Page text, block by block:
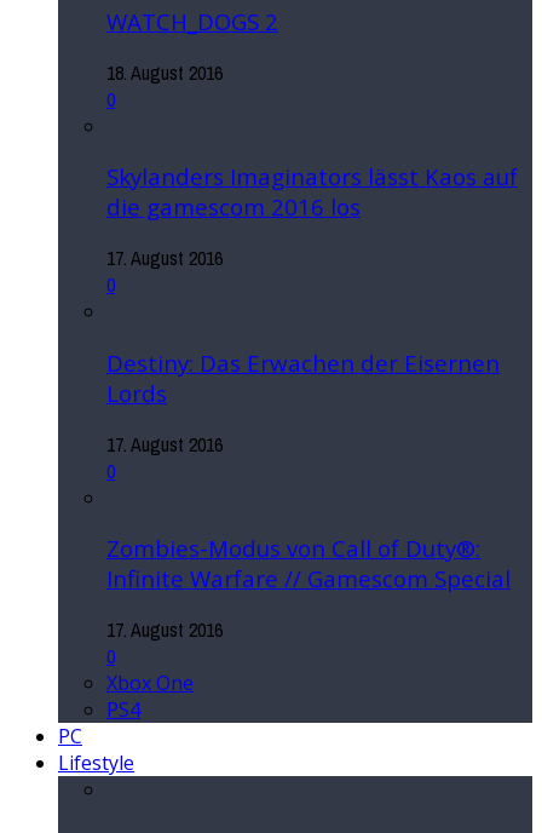
WATCH_DOGS 2
18. August 2016
0
Skylanders Imaginators lässt Kaos auf
die gamescom 2016 los
17. August 2016
0
Destiny: Das Erwachen der Eisernen
Lords
17. August 2016
0
Zombies-Modus von Call of Duty®:
Infinite Warfare // Gamescom Special
17. August 2016
0
Xbox One
PS4
PC
Lifestyle